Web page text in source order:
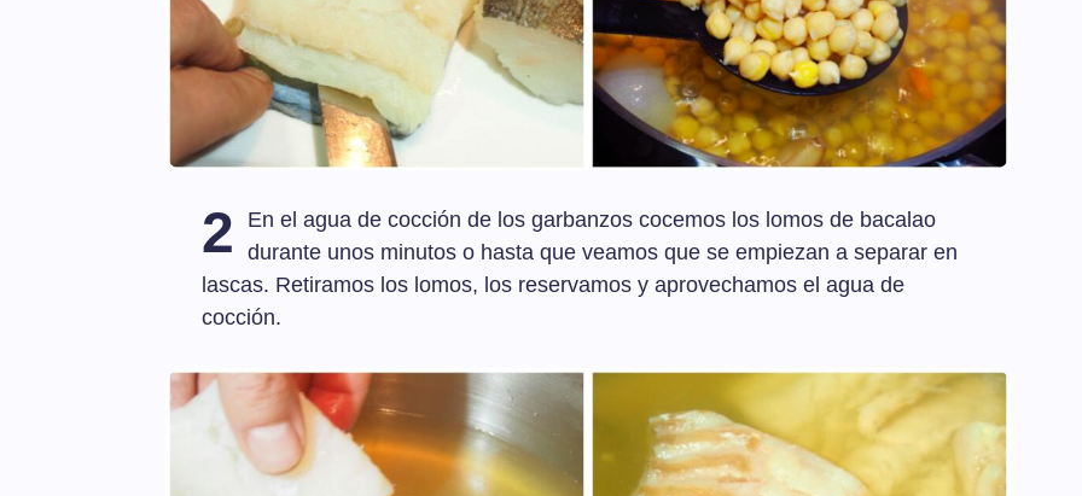
2
En el agua de cocción de los garbanzos cocemos los lomos de bacalao
durante unos minutos o hasta que veamos que se empiezan a separar en
lascas. Retiramos los lomos, los reservamos y aprovechamos el agua de
cocción.